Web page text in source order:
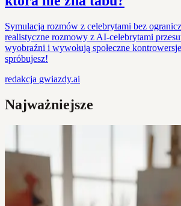
Symulacja rozmów z celebrytami bez
realistyczne rozmowy z AI-celebrytami
wyobraźni i wywołują społeczne
spróbujesz!
redakcja gwiazdy.ai
Najważniejsze